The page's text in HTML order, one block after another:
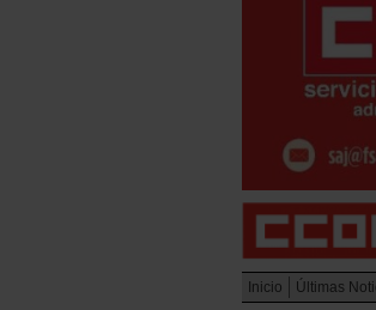
Inicio Últimas